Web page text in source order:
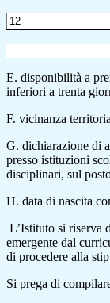
E. disponibilità a
inferiori a trenta
F. vicinanza
G. dichiarazione di
presso istituzioni
disciplinari, sul
H. data di nascita
L’Istituto si riserva
emergente dal
di procedere alla
Si prega di